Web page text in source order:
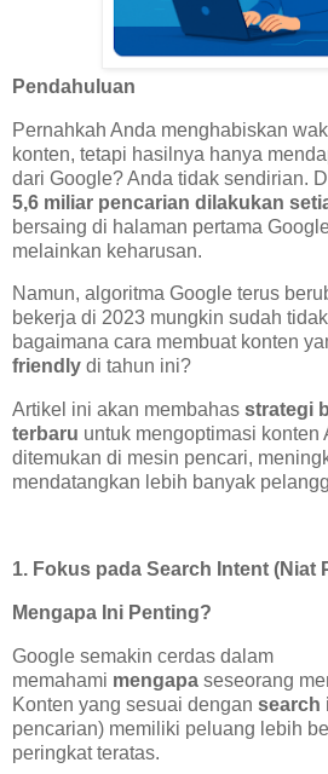
Pendahuluan
Pernahkah Anda menghabiskan
konten, tetapi hasilnya hanya
dari Google? Anda tidak sendirian.
5,6 miliar pencarian dilakukan
bersaing di halaman pertama
melainkan keharusan.
Namun, algoritma Google terus
bekerja di 2023 mungkin sudah
bagaimana cara membuat konten
friendly di tahun ini?
Artikel ini akan membahas strategi
terbaru untuk mengoptimasi konten
ditemukan di mesin pencari,
mendatangkan lebih banyak
1. Fokus pada Search Intent (Niat
Mengapa Ini Penting?
Google semakin cerdas dalam
memahami mengapa seseorang
Konten yang sesuai dengan search
pencarian) memiliki peluang lebih
peringkat teratas.